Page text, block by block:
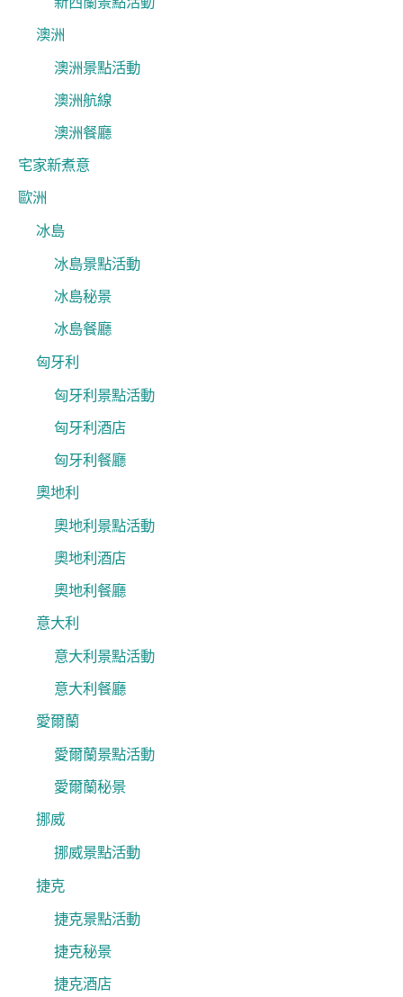
澳洲
澳洲景點活動
澳洲航線
澳洲餐廳
宅家新煮意
歐洲
冰島
冰島景點活動
冰島秘景
冰島餐廳
匈牙利
匈牙利景點活動
匈牙利酒店
匈牙利餐廳
奧地利
奧地利景點活動
奧地利酒店
奧地利餐廳
意大利
意大利景點活動
意大利餐廳
愛爾蘭
愛爾蘭景點活動
愛爾蘭秘景
挪威
挪威景點活動
捷克
捷克景點活動
捷克秘景
捷克酒店